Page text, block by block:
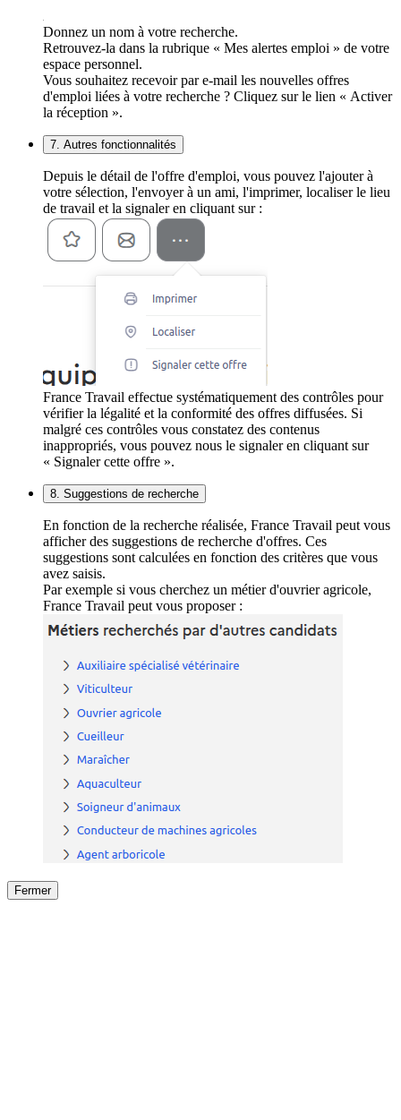
Donnez un nom à votre recherche.
Retrouvez-la dans la rubrique « Mes alertes emploi » de votre
espace personnel.
Vous souhaitez recevoir par e-mail les nouvelles offres
d'emploi liées à votre recherche ? Cliquez sur le lien « Activer
la réception ».
7. Autres fonctionnalités
Depuis le détail de l'offre d'emploi, vous pouvez l'ajouter à
votre sélection, l'envoyer à un ami, l'imprimer, localiser le lieu
de travail et la signaler en cliquant sur :
France Travail effectue systématiquement des contrôles pour
vérifier la légalité et la conformité des offres diffusées. Si
malgré ces contrôles vous constatez des contenus
inappropriés, vous pouvez nous le signaler en cliquant sur
« Signaler cette offre ».
8. Suggestions de recherche
En fonction de la recherche réalisée, France Travail peut vous
afficher des suggestions de recherche d'offres. Ces
suggestions sont calculées en fonction des critères que vous
avez saisis.
Par exemple si vous cherchez un métier d'ouvrier agricole,
France Travail peut vous proposer :
Fermer